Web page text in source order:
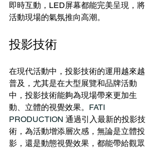
即時互動，LED屏幕都能完美呈現，將
活動現場的氣氛推向高潮。
投影技術
在現代活動中，投影技術的運用越來越
普及，尤其是在大型展覽和品牌活動
中，投影技術能夠為現場帶來更加生
動、立體的視覺效果。 FATI
PRODUCTION 通過引入最新的投影技
術，為活動增添層次感，無論是立體投
影，還是動態視覺效果，都能帶給觀眾